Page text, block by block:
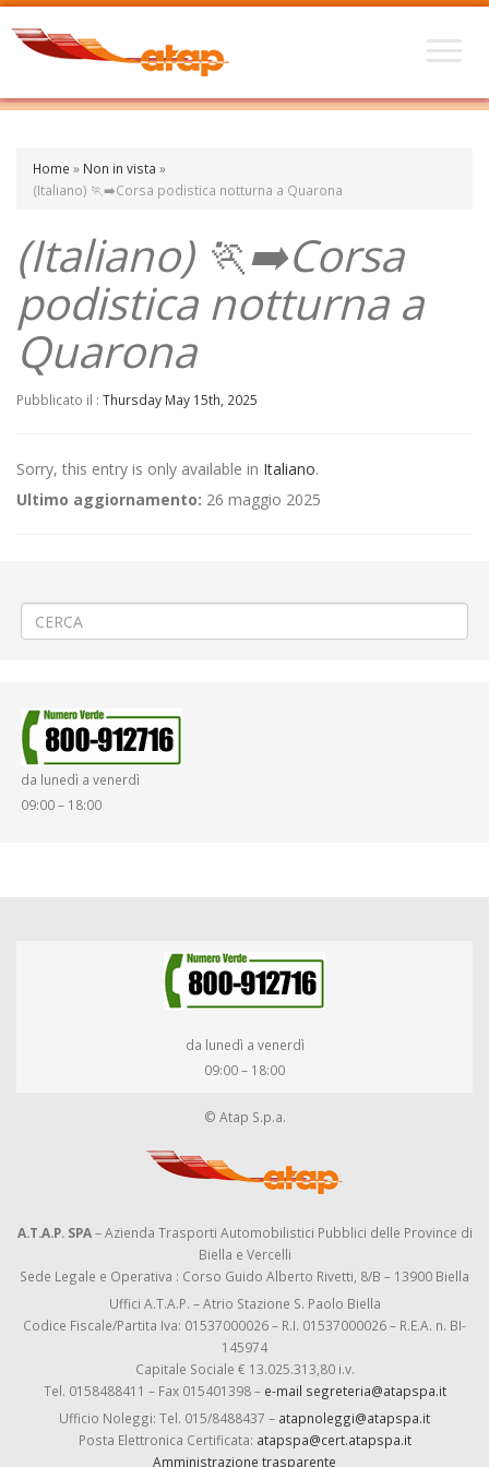
Home » Non in vista »
(Italiano) 🏃‍➡️Corsa podistica notturna a Quarona
(Italiano) 🏃‍➡️Corsa
podistica notturna a
Quarona
Pubblicato il : Thursday May 15th, 2025
Sorry, this entry is only available in Italiano.
Ultimo aggiornamento: 26 maggio 2025
da lunedì a venerdì
09:00 – 18:00
da lunedì a venerdì
09:00 – 18:00
© Atap S.p.a.
A.T.A.P. SPA– Azienda Trasporti Automobilistici Pubblici delle Province di
Biella e Vercelli
Sede Legale e Operativa : Corso Guido Alberto Rivetti, 8/B – 13900 Biella
Uffici A.T.A.P. – Atrio Stazione S. Paolo Biella
Codice Fiscale/Partita Iva: 01537000026 – R.I. 01537000026 – R.E.A. n. BI-
145974
Capitale Sociale € 13.025.313,80 i.v.
Tel. 0158488411 – Fax 015401398 – e-mail segreteria@atapspa.it
Ufficio Noleggi: Tel. 015/8488437 – atapnoleggi@atapspa.it
Posta Elettronica Certificata: atapspa@cert.atapspa.it
Amministrazione trasparente